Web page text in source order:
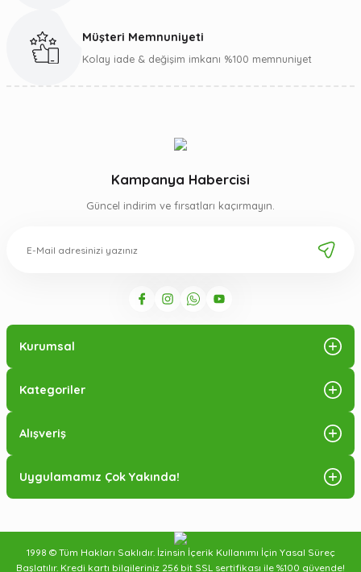
Gönder
Müşteri Memnuniyeti
Kolay iade & değişim imkanı %100 memnuniyet
Kampanya Habercisi
Güncel indirim ve fırsatları kaçırmayın.
Kurumsal
Kategoriler
Alışveriş
Uygulamamız Çok Yakında!
1998 © Tüm Hakları Saklıdır. İzinsin İçerik Kullanımı İçin Yasal Süreç
Başlatılır. Kredi kartı bilgileriniz 256 bit SSL sertifikası ile %100 güvende!